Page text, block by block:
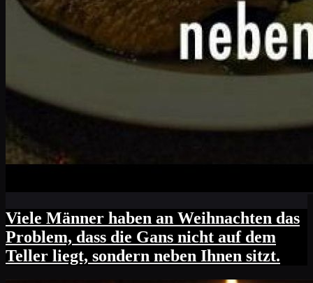
Viele Männer haben an Weihnachten das
Problem, dass die Gans nicht auf dem
Teller liegt, sondern neben Ihnen sitzt.